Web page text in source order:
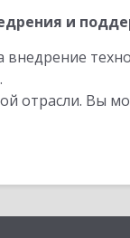
и
внедрение
отрасли. Вы